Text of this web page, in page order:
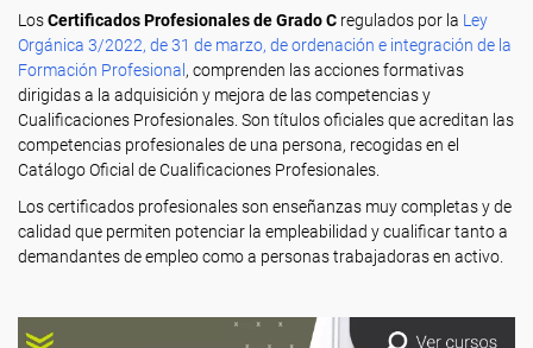
LosCertificados Profesionales de Grado C regulados por la Ley
Orgánica 3/2022, de 31 de marzo, de ordenación e integración de la
Formación Profesional , comprenden las acciones formativas
dirigidas a la adquisición y mejora de las competencias y
Cualificaciones Profesionales. Son títulos oficiales que acreditan las
competencias profesionales de una persona, recogidas en el
Catálogo Oficial de Cualificaciones Profesionales.
Los certificados profesionales son enseñanzas muy completas y de
calidad que permiten potenciar la empleabilidad y cualificar tanto a
demandantes de empleo como a personas trabajadoras en activo.